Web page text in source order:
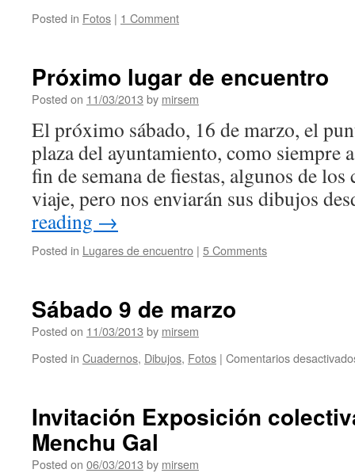
Posted in Fotos | 1 Comment
Próximo lugar de encuentro
Posted on 11/03/2013 by mirsem
El próximo sábado, 16 de marzo, el
plaza del ayuntamiento, como siempre
fin de semana de fiestas, algunos de los
viaje, pero nos enviarán sus dibujos
reading →
Posted in Lugares de encuentro | 5 Comments
Sábado 9 de marzo
Posted on 11/03/2013 by mirsem
Posted in Cuadernos, Dibujos, Fotos | Comentarios
Invitación Exposición
Menchu Gal
Posted on 06/03/2013 by mirsem